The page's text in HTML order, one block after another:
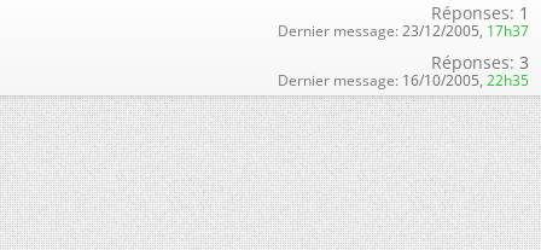
Réponses: 1
Dernier message: 23/12/2005, 17h37
Réponses: 3
Dernier message: 16/10/2005, 22h35